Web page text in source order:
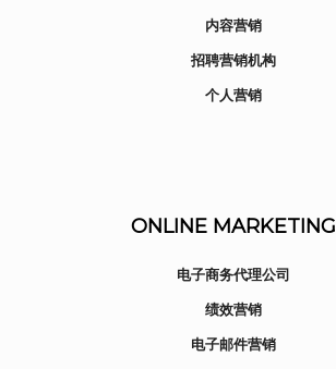
内容营销
招聘营销机构
个人营销
ONLINE MARKETING
电子商务代理公司
绩效营销
电子邮件营销